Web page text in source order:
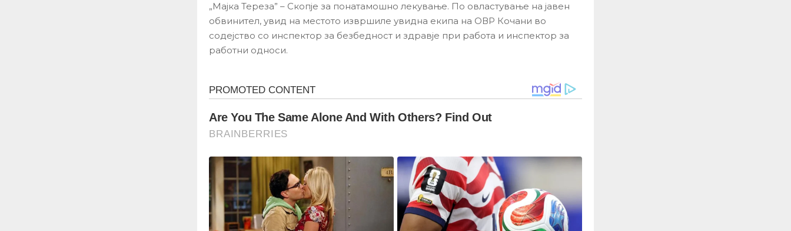
„Мајка Тереза” – Скопје за понатамошно лекување. По овластување на јавен
обвинител, увид на местото извршиле увидна екипа на ОВР Кочани во
содејство со инспектор за безбедност и здравје при работа и инспектор за
работни односи.